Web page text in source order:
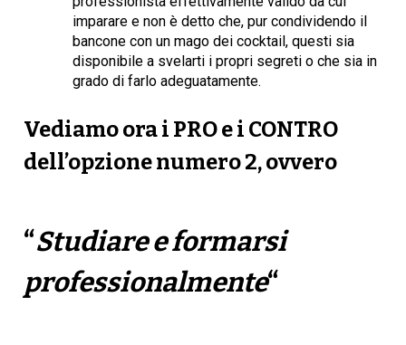
imparare e non è detto che, pur condividendo il
bancone con un mago dei cocktail, questi sia
disponibile a svelarti i propri segreti o che sia in
grado di farlo adeguatamente.
Vediamo ora i PROe i CONTRO
dell’opzione numero2, ovvero
“Studiare e formarsi
professionalmente“